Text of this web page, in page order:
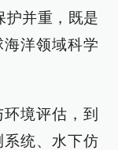
护并重，既是
洋领域科学
境评估，到
统、水下仿